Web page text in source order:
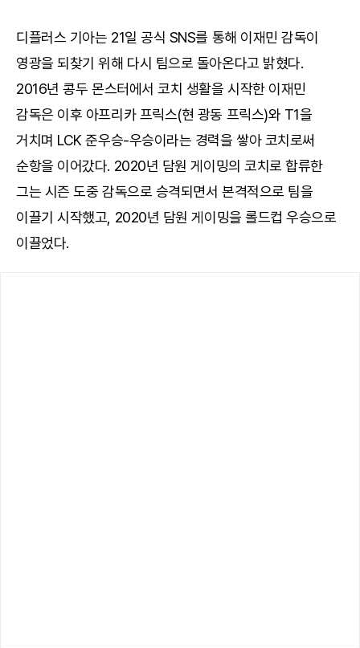
디플러스 기아는 21일 공식 SNS를 통해 이재민 감독이
영광을 되찾기 위해 다시 팀으로 돌아온다고 밝혔다.
2016년 콩두 몬스터에서 코치 생활을 시작한 이재민
감독은 이후 아프리카 프릭스(현 광동 프릭스)와 T1을
거치며 LCK 준우승-우승이라는 경력을 쌓아 코치로써
순항을 이어갔다. 2020년 담원 게이밍의 코치로 합류한
그는 시즌 도중 감독으로 승격되면서 본격적으로 팀을
이끌기 시작했고, 2020년 담원 게이밍을 롤드컵 우승으로
이끌었다.